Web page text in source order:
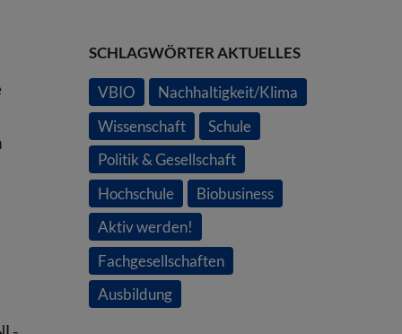
SCHLAGWÖRTER AKTUELLES
VBIO
Nachhaltigkeit/Klima
Wissenschaft
Schule
Politik & Gesellschaft
Hochschule
Biobusiness
Aktiv werden!
Fachgesellschaften
Ausbildung